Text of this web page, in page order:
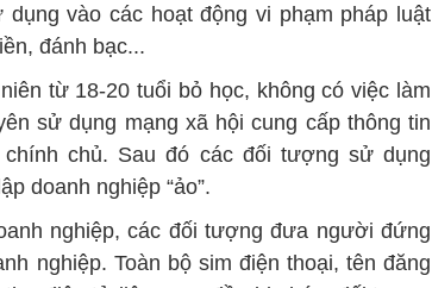
vào các hoạt động vi phạm pháp luật
đánh bạc...
từ 18-20 tuổi bỏ học, không có việc làm
sử dụng mạng xã hội cung cấp thông tin
chủ. Sau đó các đối tượng sử dụng
doanh nghiệp “ảo”.
nghiệp, các đối tượng đưa người đứng
nghiệp. Toàn bộ sim điện thoại, tên đăng